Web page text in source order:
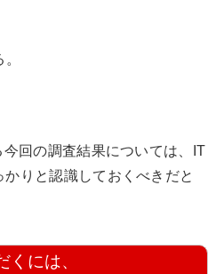
回の調査結果については、IT
りと認識しておくべきだと
には、